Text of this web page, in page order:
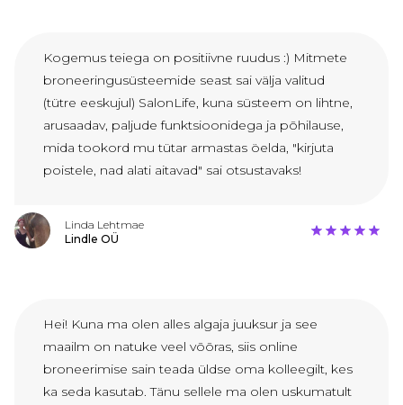
Kogemus teiega on positiivne ruudus :) Mitmete
broneeringusüsteemide seast sai välja valitud
(tütre eeskujul) SalonLife, kuna süsteem on lihtne,
arusaadav, paljude funktsioonidega ja põhilause,
mida tookord mu tütar armastas öelda, "kirjuta
poistele, nad alati aitavad" sai otsustavaks!
Linda Lehtmae
Lindle OÜ
Hei! Kuna ma olen alles algaja juuksur ja see
maailm on natuke veel võõras, siis online
broneerimise sain teada üldse oma kolleegilt, kes
ka seda kasutab. Tänu sellele ma olen uskumatult